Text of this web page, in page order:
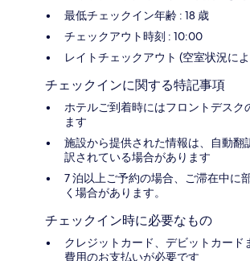
最低チェックイン年齢 : 18 歳
チェックアウト時刻 : 10:00
レイトチェックアウト (空室状況に
チェックインに関する特記事項
ホテルご到着時にはフロントデスク
ます
施設から提供された情報は、自動翻
訳されている場合があります
7 泊以上ご予約の場合、ご滞在中に
く場合があります。
チェックイン時に必要なもの
クレジットカード、デビットカード
費用のお支払いが必要です